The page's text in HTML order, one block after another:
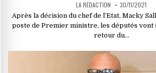
LA RÉDACTION 30/11/2021
Après la décision du chef de l’Etat, Macky
poste de Premier ministre, les députés vont
retour du…